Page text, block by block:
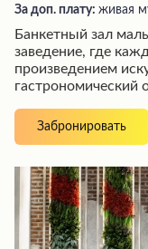
За доп. плату: живая
Банкетный зал
заведение, где
произведением
гастрономический
незабываемого
Высококлассное
дополняет
большими
живой музыкой
мир
эмоций.
Забронировать